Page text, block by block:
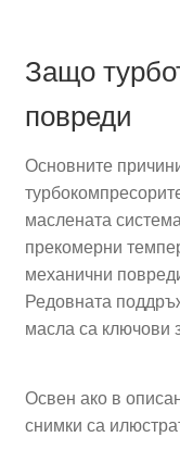
Защо
повреди
Основните
маслената
прекомерни
механични
Редовната
масла са ключови
Освен ако в
снимки са